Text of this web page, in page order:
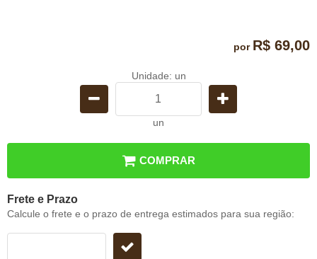
por R$ 69,00
Unidade: un
un
COMPRAR
Frete e Prazo
Calcule o frete e o prazo de entrega estimados para sua região: